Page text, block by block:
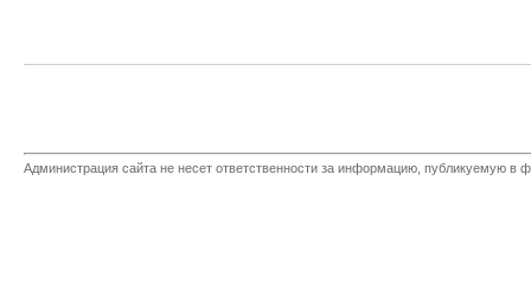
Администрация сайта не несет ответственности за информацию, публикуемую